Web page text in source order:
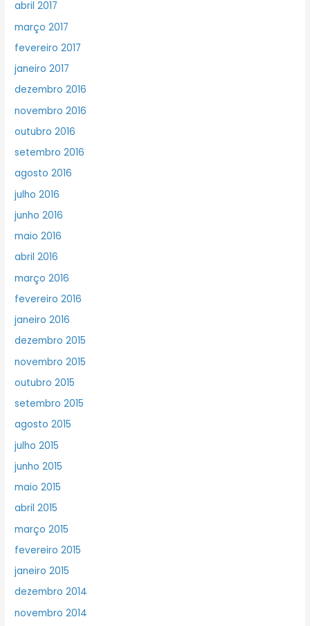
abril 2017
março 2017
fevereiro 2017
janeiro 2017
dezembro 2016
novembro 2016
outubro 2016
setembro 2016
agosto 2016
julho 2016
junho 2016
maio 2016
abril 2016
março 2016
fevereiro 2016
janeiro 2016
dezembro 2015
novembro 2015
outubro 2015
setembro 2015
agosto 2015
julho 2015
junho 2015
maio 2015
abril 2015
março 2015
fevereiro 2015
janeiro 2015
dezembro 2014
novembro 2014